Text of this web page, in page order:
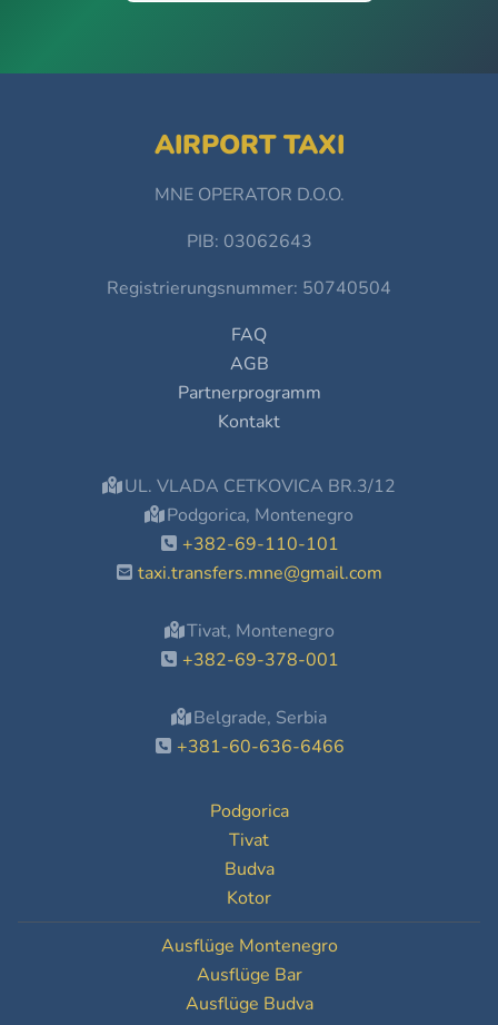
AIRPORT TAXI
MNE OPERATOR D.O.O.
PIB: 03062643
Registrierungsnummer: 50740504
FAQ
AGB
Partnerprogramm
Kontakt
UL. VLADA CETKOVICA BR.3/12
Podgorica, Montenegro
+382-69-110-101
taxi.transfers.mne@gmail.com
Tivat, Montenegro
+382-69-378-001
Belgrade, Serbia
+381-60-636-6466
Podgorica
Tivat
Budva
Kotor
Ausflüge Montenegro
Ausflüge Bar
Ausflüge Budva